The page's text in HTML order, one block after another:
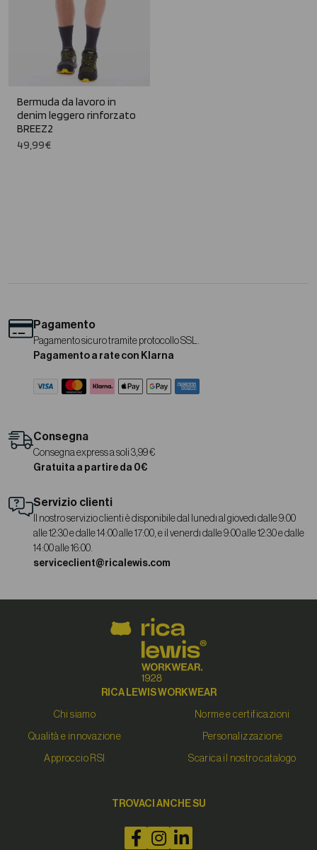
Bermuda da lavoro in
denim leggero rinforzato
BREEZ2
49,99€
Pagamento
Pagamento sicuro tramite protocollo SSL.
Pagamento a rate con Klarna
Consegna
Consegna express a soli 3,99 €
Gratuita a partire da 0€
Servizio clienti
Il nostro servizio clienti è disponibile dal lunedì al giovedì dalle 9:00
alle 12:30 e dalle 14:00 alle 17:00, e il venerdì dalle 9:00 alle 12:30 e dalle
14:00 alle 16:00.
serviceclient@ricalewis.com
RICA LEWIS WORKWEAR
Chi siamo
Qualità e innovazione
Approccio RSI
Norme e certificazioni
Personalizzazione
Scarica il nostro catalogo
TROVACI ANCHE SU